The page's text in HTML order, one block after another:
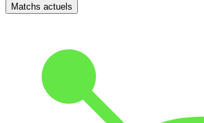
Matchs actuels